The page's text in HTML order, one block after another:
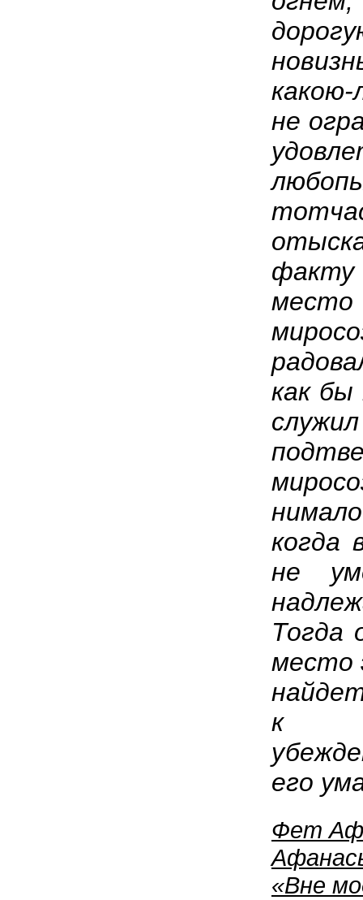
не
как бы
когда
не
Тогда
место
к
его
Фет
«Вне